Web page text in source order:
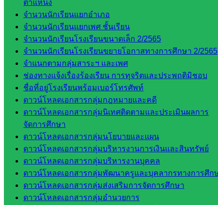
ตำแหน่ง
จำนวนนักเรียนแยกอำเภอ
จำนวนนักเรียนแยกเพศ ชั้นเรียน
จำนวนนักเรียนโรงเรียนขนาดเล็ก 2/2565
จำนวนนักเรียนโรงเรียนขยายโอกาสทางการศึกษา 2/2565
จำแนกตามกลุ่มสาระฯ และเพศ
ช่องทางแจ้งเรื่องร้องเรียน การทุจริตและประพฤติมิชอบ
ชื่อที่อยู่โรงเรียนพร้อมเบอร์โทรศัพท์
ดาวน์โหลดเอกสารกลุ่มกฎหมายและคดี
ดาวน์โหลดเอกสารกลุ่มนิเทศติดตามและประเมินผลการ
จัดการศึกษา
ดาวน์โหลดเอกสารกลุ่มนโยบายและแผน
ดาวน์โหลดเอกสารกลุ่มบริหารงานการเงินและสินทรัพย์
ดาวน์โหลดเอกสารกลุ่มบริหารงานบุคคล
ดาวน์โหลดเอกสารกลุ่มพัฒนาครูและบุคลากรทางการศึก
ดาวน์โหลดเอกสารกลุ่มส่งเสริมการจัดการศึกษา
ดาวน์โหลดเอกสารกลุ่มอำนวยการ
ต้าน
ทุจริต
นิเทศ
ศน.นิพนธ์
พรมพิไล
ห้อง
นิเทศ
ศน.ชยา
ธิศ/
ศน.อัญชลี
ห้อง
นิเทศ
ดร.สราว
ดี เพ็งศรี
โคตร